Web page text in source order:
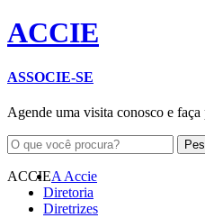
ACCIE
ASSOCIE-SE
Agende uma visita conosco e
ACCIEA Accie
Diretoria
Diretrizes